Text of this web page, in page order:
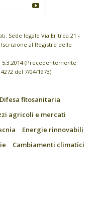
Sede legale Via Eritrea 21 -
al Registro delle
(Precedentemente
del 7/04/1973)
Difesa fitosanitaria
agricoli e mercati
Energie rinnovabili
Cambiamenti climatici